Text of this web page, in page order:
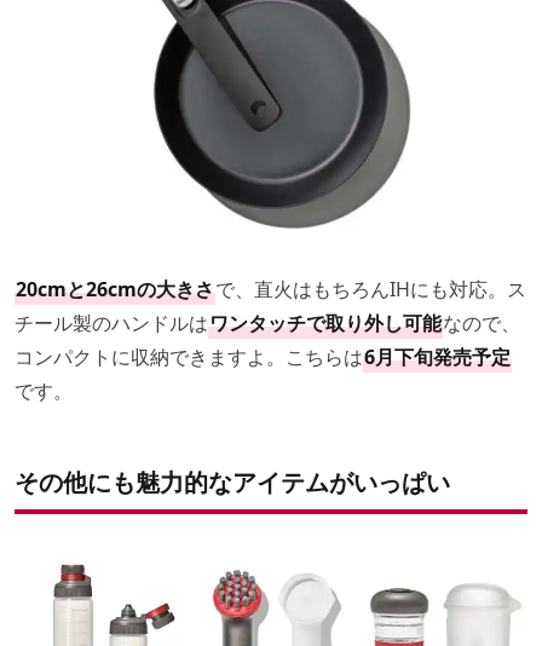
20cmと26cmの大きさで、直火はもちろんIHにも対応。ス
チール製のハンドルはワンタッチで取り外し可能なので、
コンパクトに収納できますよ。こちらは6月下旬発売予定
です。
その他にも魅力的なアイテムがいっぱい